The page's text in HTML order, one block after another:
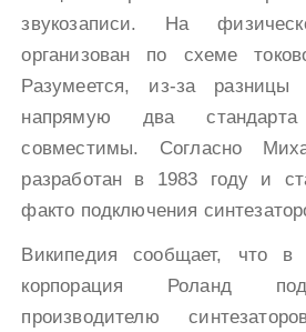
звукозаписи. На
организован по схеме
Разумеется, из-за разницы
напрямую два
совместимы. Согласно
разработан в 1983 году и
факто подключения
Википедия сообщает, что
корпорация Роланд
производителю